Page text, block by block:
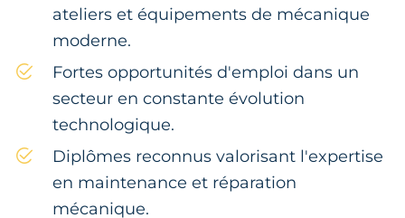
ateliers et équipements de mécanique
moderne.
Fortes opportunités d'emploi dans un
secteur en constante évolution
technologique.
Diplômes reconnus valorisant l'expertise
en maintenance et réparation
mécanique.